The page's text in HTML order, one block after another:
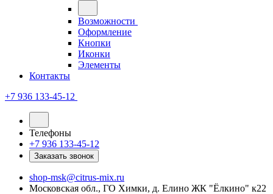
Возможности
Оформление
Кнопки
Иконки
Элементы
Контакты
+7 936 133-45-12
Телефоны
+7 936 133-45-12
Заказать звонок
shop-msk@citrus-mix.ru
Московская обл., ГО Химки, д. Елино ЖК "Ёлкино" к22